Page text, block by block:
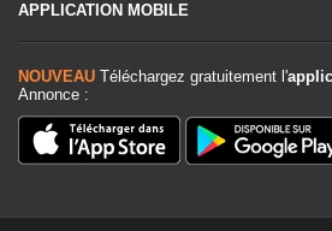
APPLICATION MOBILE
NOUVEAU Téléchargez gratuitement l'
Annonce :